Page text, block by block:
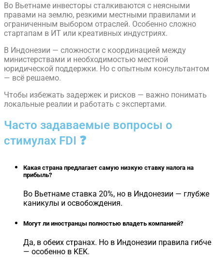
Во Вьетнаме инвесторы сталкиваются с неясными
правами на землю, резкими местными правилами и
ограниченным выбором отраслей. Особенно сложно
стартапам в ИТ или креативных индустриях.
В Индонезии — сложности с координацией между
министерствами и необходимостью местной
юридической поддержки. Но с опытным консультантом
— всё решаемо.
Чтобы избежать задержек и рисков — важно понимать
локальные реалии и работать с экспертами.
Часто задаваемые вопросы о
стимулах FDI ❓
Какая страна предлагает самую низкую ставку налога на
прибыль?
Во Вьетнаме ставка 20%, но в Индонезии — глубже
каникулы и освобождения.
Могут ли иностранцы полностью владеть компанией?
Да, в обеих странах. Но в Индонезии правила гибче
— особенно в KEK.